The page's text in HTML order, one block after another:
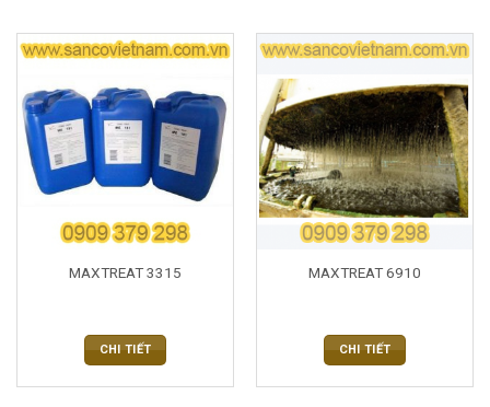
MAXTREAT 3315
CHI TIẾT
MAXTREAT 6910
CHI TIẾT